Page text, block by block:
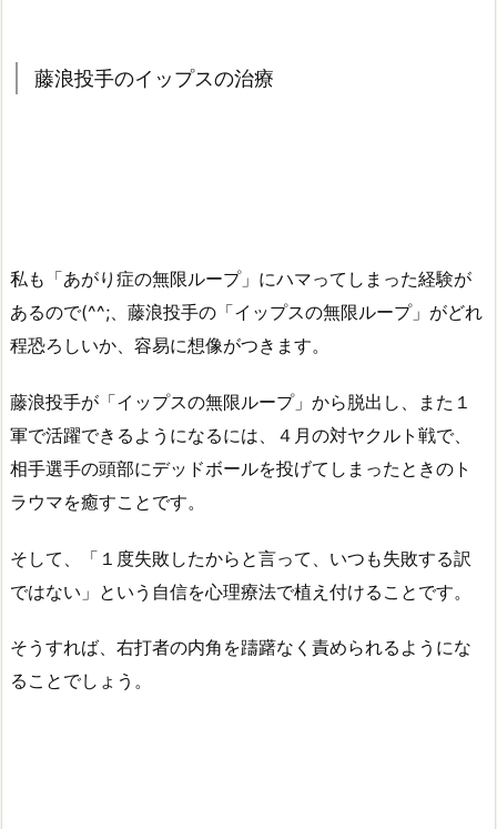
藤浪投手のイップスの治療
私も「あがり症の無限ループ」にハマってしまった経験が
あるので(^^;、藤浪投手の「イップスの無限ループ」がどれ
程恐ろしいか、容易に想像がつきます。
藤浪投手が「イップスの無限ループ」から脱出し、また１
軍で活躍できるようになるには、４月の対ヤクルト戦で、
相手選手の頭部にデッドボールを投げてしまったときのト
ラウマを癒すことです。
そして、「１度失敗したからと言って、いつも失敗する訳
ではない」という自信を心理療法で植え付けることです。
そうすれば、右打者の内角を躊躇なく責められるようにな
ることでしょう。